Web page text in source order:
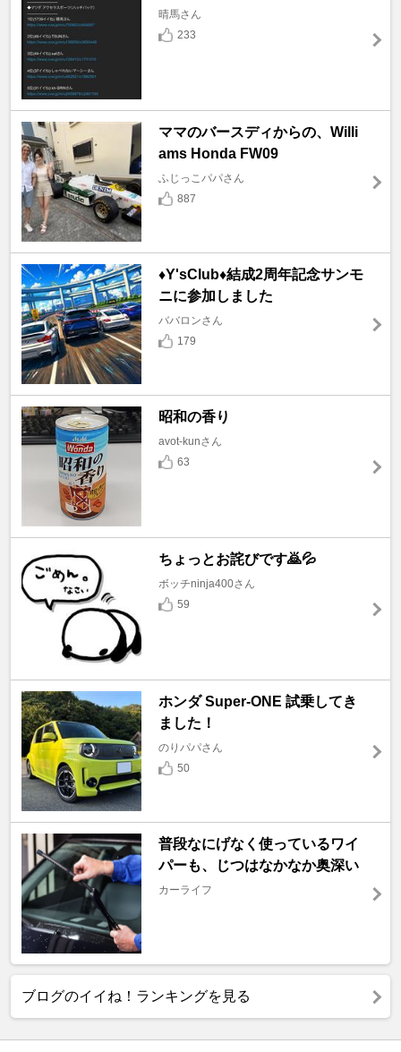
晴馬さん
233
ママのバースディからの、Willi
ams Honda FW09
ふじっこパパさん
887
♦️Y'sClub♦️結成2周年記念サンモ
ニに参加しました
ババロンさん
179
昭和の香り
avot-kunさん
63
ちょっとお詫びです🙇💦
ボッチninja400さん
59
ホンダ Super-ONE 試乗してき
ました！
のりパパさん
50
普段なにげなく使っているワイ
パーも、じつはなかなか奥深い
カーライフ
ブログのイイね！ランキングを見る